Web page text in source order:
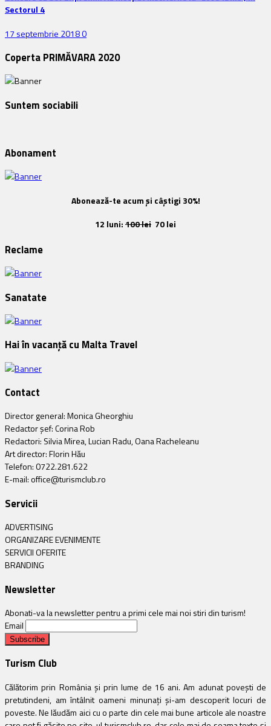
Sectorul 4
17 septembrie 20180
Coperta PRIMĂVARA 2020
Suntem sociabili
Abonament
Abonează-te acum și câștigi 30%!
12 luni:100 lei 70 lei
Reclame
Sanatate
Hai în vacanță cu Malta Travel
Contact
Director general: Monica Gheorghiu
Redactor șef: Corina Rob
Redactori: Silvia Mirea, Lucian Radu, Oana Racheleanu
Art director: Florin Hău
Telefon: 0722.281.622
E-mail: office@turismclub.ro
Servicii
ADVERTISING
ORGANIZARE EVENIMENTE
SERVICII OFERITE
BRANDING
Newsletter
Abonati-va la newsletter pentru a primi cele mai noi stiri din turism!
Email
Turism Club
Călătorim prin România și prin lume de 16 ani. Am adunat povești de
pretutindeni, am întâlnit oameni minunați și-am descoperit locuri de
poveste. Ne lăudăm aici cu o parte din cele mai bune articole ale noastre